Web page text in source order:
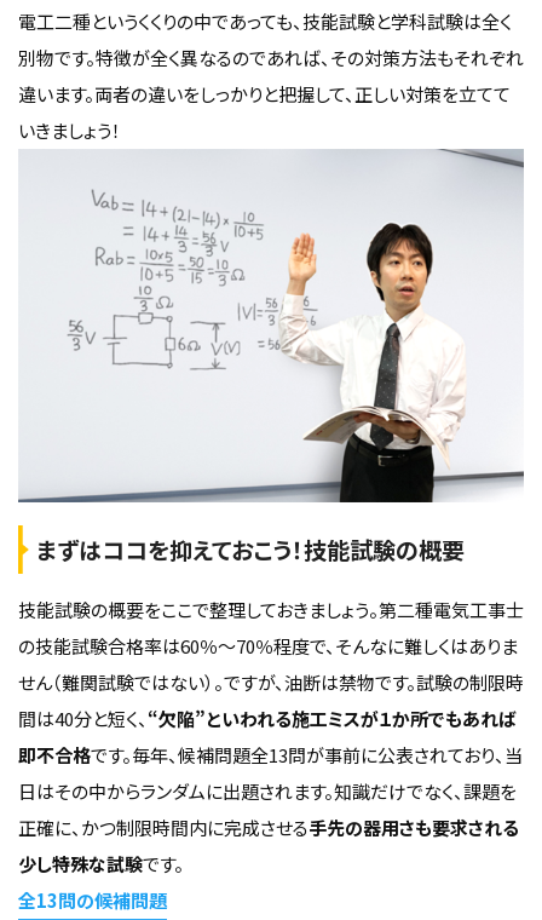
電工二種というくくりの中であっても、技能試験と学科試験は全く
別物です。特徴が全く異なるのであれば、その対策方法もそれぞれ
違います。両者の違いをしっかりと把握して、正しい対策を立てて
いきましょう！
まずはココを抑えておこう！技能試験の概要
技能試験の概要をここで整理しておきましょう。第二種電気工事士
の技能試験合格率は60％～70％程度で、そんなに難しくはありま
せん（難関試験ではない）。ですが、油断は禁物です。試験の制限時
間は40分と短く、“欠陥”といわれる施工ミスが１か所でもあれば
即不合格です。毎年、候補問題全13問が事前に公表されており、当
日はその中からランダムに出題されます。知識だけでなく、課題を
正確に、かつ制限時間内に完成させる手先の器用さも要求される
少し特殊な試験です。
全13問の候補問題